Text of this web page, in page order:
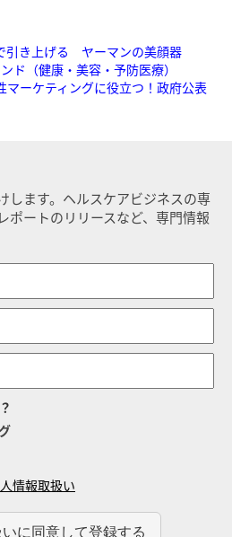
引き上げる ヤーマンの美顔器
ド（健康・美容・予防医療）
マーケティングに役立つ！政府公表
します。ヘルスケアビジネスの専
ポートのリリースなど、専門情報
情報取扱い